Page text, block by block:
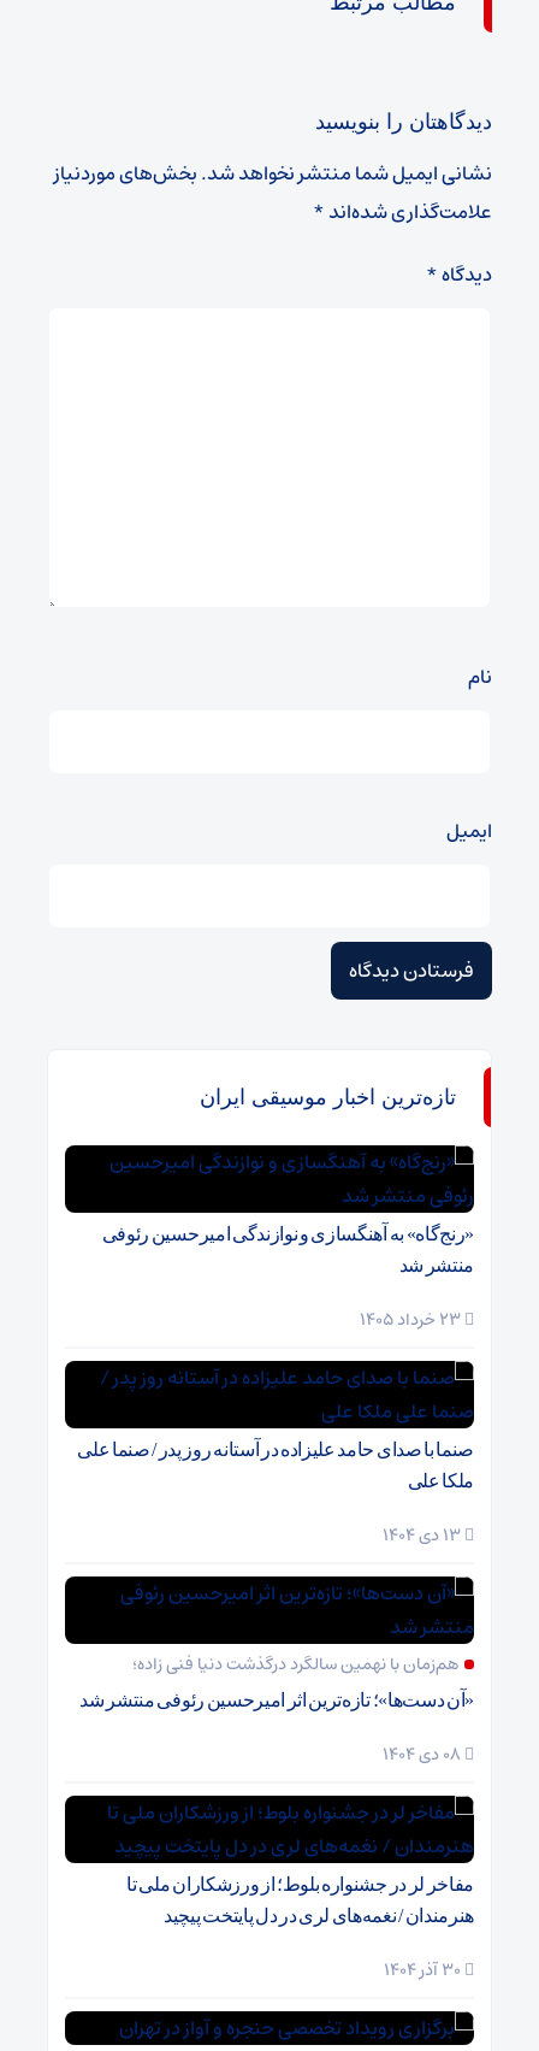
دیدگاهتان را بنویسید
نشانی ایمیل شما منتشر نخواهد شد.بخش‌های موردنیاز
علامت‌گذاری شده‌اند*
دیدگاه*
نام
ایمیل
تازه‌ترین اخبار موسیقی ایران
«رنج‌گاه» به آهنگسازی و نوازندگی امیرحسین رئوفی
منتشر شد
صنما با صدای حامد علیزاده در آستانه روز پدر / صنما علی
ملکا علی
هم‌زمان با نهمین سالگرد درگذشت دنیا فنی زاده؛
«آن دست‌ها»؛ تازه‌ترین اثر امیرحسین رئوفی منتشر شد
مفاخر لر در جشنواره بلوط؛ از ورزشکاران ملی تا
هنرمندان / نغمه‌های لری در دل پایتخت پیچید